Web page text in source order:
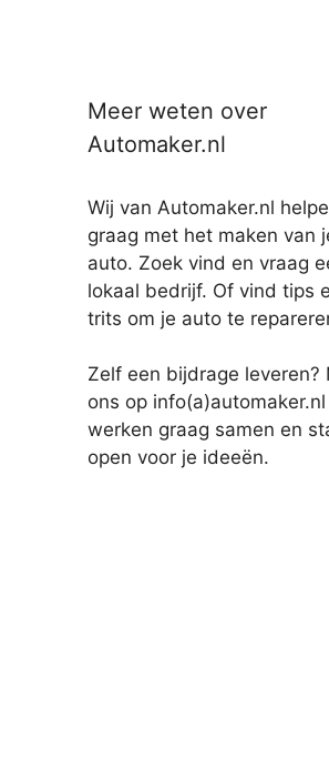
Meer weten over
Automaker.nl
Wij van Automaker.nl
graag met het maken van
auto. Zoek vind en vraag
lokaal bedrijf. Of vind tips
trits om je auto te
Zelf een bijdrage leveren?
ons op
werken graag samen en
open voor je ideeën.